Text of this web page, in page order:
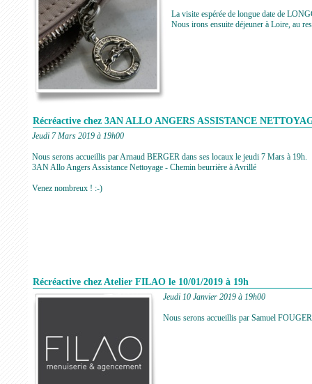
La visite espérée de longue date de
Nous irons ensuite déjeuner à Loire, au
Récréactive chez 3AN ALLO ANGERS ASSISTANCE
Jeudi 7 Mars 2019 à 19h00
Nous serons accueillis par Arnaud BERGER dans ses locaux le jeudi 7 Mars à 19h.
3AN Allo Angers Assistance Nettoyage - Chemin beurrière à Avrillé
Venez nombreux ! :-)
Récréactive chez Atelier FILAO le 10/01/2019 à 19h
Jeudi 10 Janvier 2019 à 19h00
Nous serons accueillis par Samuel